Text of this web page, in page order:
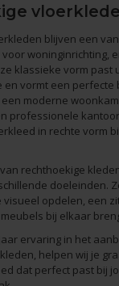
blijven een
woninginrichting,
klassieke vorm past
en vormt een perfecte
moderne
professionele
in rechte vorm
rechthoekige
doeleinden.
visueel opdelen, een
bij elkaar
ervaring in het
helpen wij je
dat perfect past bij